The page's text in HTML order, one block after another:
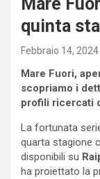
Mare
quinta
Febbraio 14, 2024
Mare Fuori,
scopriamo i
profili ricercati
La fortunata
quarta stagione
disponibili su
ha proiettato la